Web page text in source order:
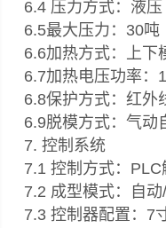
6.4 压力方式：液压
6.5最大压力：30吨
6.6加热方式：上下
6.7加热电压功率：
6.8保护方式：红外
6.9脱模方式：气动
7. 控制系统
7.1 控制方式：PLC
7.2 成型模式：自动
7.3 控制器配置：7